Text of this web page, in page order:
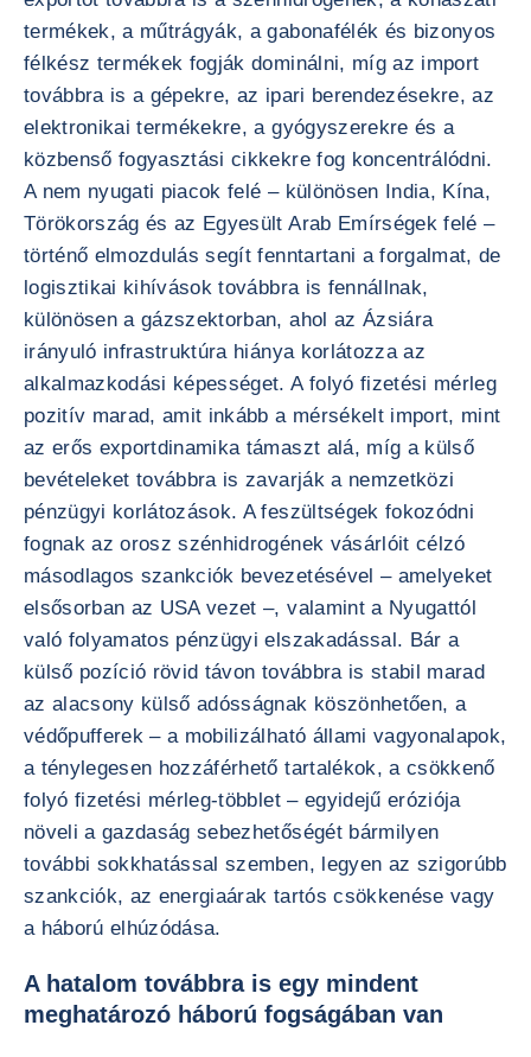
termékek, a műtrágyák, a gabonafélék és bizonyos
félkész termékek fogják dominálni, míg az import
továbbra is a gépekre, az ipari berendezésekre, az
elektronikai termékekre, a gyógyszerekre és a
közbenső fogyasztási cikkekre fog koncentrálódni.
A nem nyugati piacok felé – különösen India, Kína,
Törökország és az Egyesült Arab Emírségek felé –
történő elmozdulás segít fenntartani a forgalmat, de
logisztikai kihívások továbbra is fennállnak,
különösen a gázszektorban, ahol az Ázsiára
irányuló infrastruktúra hiánya korlátozza az
alkalmazkodási képességet. A folyó fizetési mérleg
pozitív marad, amit inkább a mérsékelt import, mint
az erős exportdinamika támaszt alá, míg a külső
bevételeket továbbra is zavarják a nemzetközi
pénzügyi korlátozások. A feszültségek fokozódni
fognak az orosz szénhidrogének vásárlóit célzó
másodlagos szankciók bevezetésével – amelyeket
elsősorban az USA vezet –, valamint a Nyugattól
való folyamatos pénzügyi elszakadással. Bár a
külső pozíció rövid távon továbbra is stabil marad
az alacsony külső adósságnak köszönhetően, a
védőpufferek – a mobilizálható állami vagyonalapok,
a ténylegesen hozzáférhető tartalékok, a csökkenő
folyó fizetési mérleg-többlet – egyidejű eróziója
növeli a gazdaság sebezhetőségét bármilyen
további sokkhatással szemben, legyen az szigorúbb
szankciók, az energiaárak tartós csökkenése vagy
a háború elhúzódása.
A hatalom továbbra is egy mindent
meghatározó háború fogságában van